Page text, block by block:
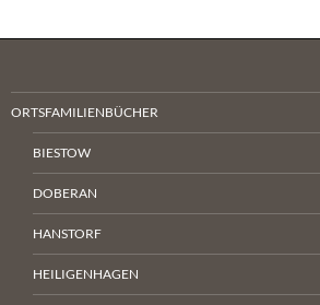
ORTSFAMILIENBÜCHER
BIESTOW
DOBERAN
HANSTORF
HEILIGENHAGEN